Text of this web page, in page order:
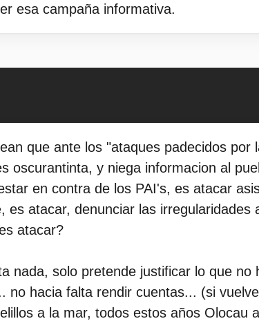
esa campaña informativa.
que ante los "ataques padecidos
oscurantinta, y niega informacion al
en contra de los PAI's, es atacar
es atacar, denunciar las
atacar?
nada, solo pretende justificar lo que
no hacia falta rendir cuentas... (si
a la mar, todos estos años Olocau